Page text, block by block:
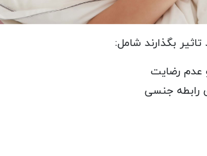
بگذارند شامل:
عدم رضایت
رابطه جنسی